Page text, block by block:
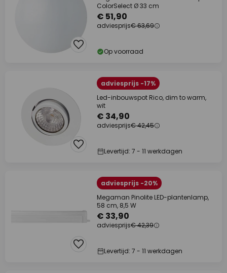
ColorSelect Ø 33 cm
€ 51,90
adviesprijs€ 63,69
Op voorraad
adviesprijs -17%
Led-inbouwspot Rico, dim to warm,
wit
€ 34,90
adviesprijs€ 42,45
Levertijd: 7 - 11 werkdagen
adviesprijs -20%
Megaman Pinolite LED-plantenlamp,
58 cm, 8,5 W
€ 33,90
adviesprijs€ 42,39
Levertijd: 7 - 11 werkdagen